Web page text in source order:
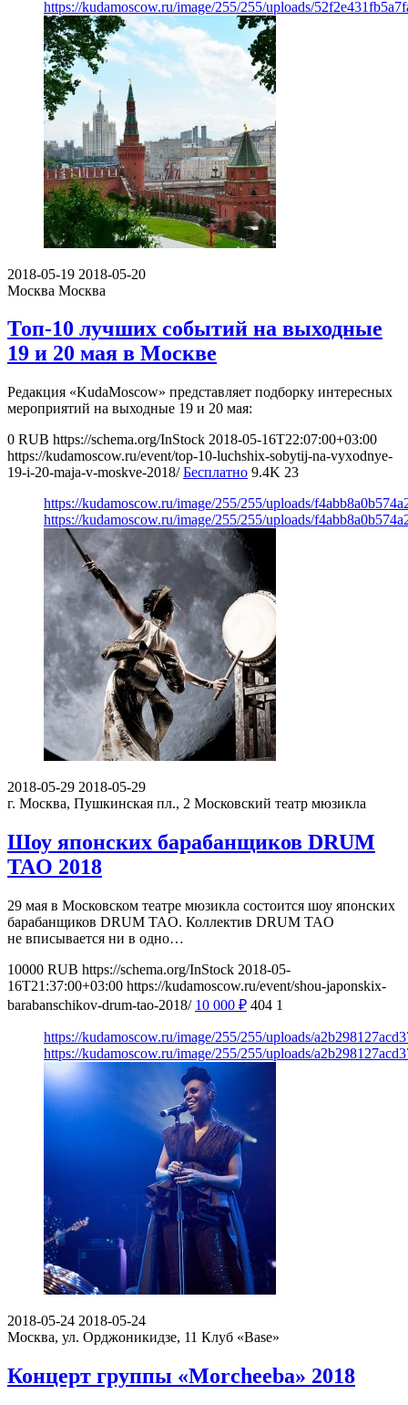
https://kudamoscow.ru/image/255/255/uploads/
2018-05-19 2018-05-20
Москва Москва
Топ-10 лучших событий на выходные
19 и 20 мая в Москве
Редакция «KudaMoscow» представляет подборку интересных
мероприятий на выходные 19 и 20 мая:
0 RUB https://schema.org/InStock 2018-05-16T22:07:00+03:00
https://kudamoscow.ru/event/top-10-luchshix-sobytij-na-vyxodnye-
19-i-20-maja-v-moskve-2018/ Бесплатно 9.4K 23
https://kudamoscow.ru/image/255/255/uploads/
https://kudamoscow.ru/image/255/255/uploads/
2018-05-29 2018-05-29
г. Москва, Пушкинская пл., 2 Московский театр мюзикла
Шоу японских барабанщиков DRUM
TAO 2018
29 мая в Московском театре мюзикла состоится шоу японских
барабанщиков DRUM TAO. Коллектив DRUM TAO
не вписывается ни в одно…
10000 RUB https://schema.org/InStock 2018-05-
16T21:37:00+03:00 https://kudamoscow.ru/event/shou-japonskix-
barabanschikov-drum-tao-2018/ 10 000 ₽ 404 1
https://kudamoscow.ru/image/255/255/uploads/
https://kudamoscow.ru/image/255/255/uploads/
2018-05-24 2018-05-24
Москва, ул. Орджоникидзе, 11 Клуб «Base»
Концерт группы «Morcheeba» 2018